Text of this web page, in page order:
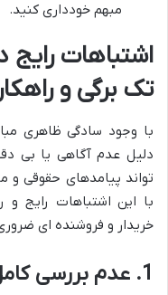
مبهم خودداری کنید.
اشتباهات رایج
تک برگی و
با وجود سادگی ظاهری
دلیل عدم آگاهی یا بی
تواند پیامدهای حقوقی و
با این اشتباهات رایج و
خریدار و فروشنده ای
1. عدم بررسی کامل مدارک و هویت